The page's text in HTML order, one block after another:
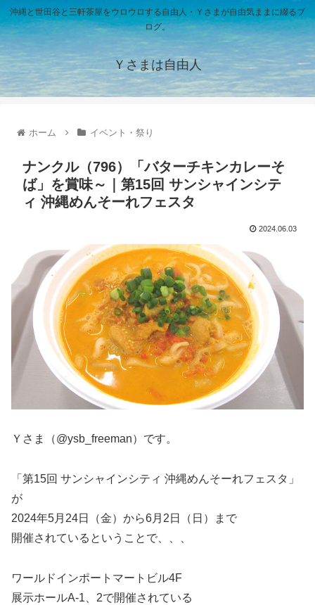
沖縄と世田谷と三軒茶屋をウロウロする自由人・Ｙさまが自由気ままに綴るブ
ログ。
Ｙさまは自由人
ホーム イベント・祭り
ナンクル（796）「バターチキンカレーそ
ば」を賞味～｜第15回 サンシャインシテ
ィ 沖縄めんそーれフェスタ
2024.06.03
Ｙさま（@ysb_freeman）です。
「第15回 サンシャインシティ 沖縄めんそーれフェスタ」
が
2024年5月24日（金）から6月2日（日）まで
開催されているということで、、、
ワールドインポートマートビル4F
展示ホールA-1、2で開催されている